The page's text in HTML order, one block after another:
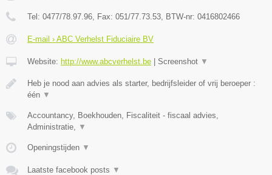
Tel: 0477/78.97.96, Fax: 051/77.73.53, BTW-nr: 0416802466
E-mail › ABC Verhelst Fiduciaire BV
Website: http://www.abcverhelst.be Screenshot ▼
Heb je nood aan advies als starter, bedrijfsleider of vrij beroeper :
één ▼
Accountancy, Boekhouden, Fiscaliteit - fiscaal advies,
Administratie, ▼
Openingstijden ▼
Laatste facebook posts ▼